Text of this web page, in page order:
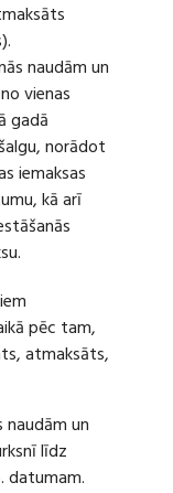
naudām un
vienas
gadā
norādot
iemaksas
kā arī
pēc tam,
atmaksāts,
un
līdz
datumam.